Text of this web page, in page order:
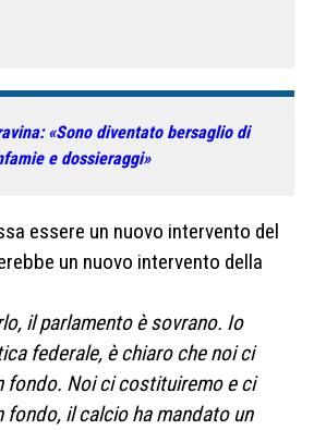
«Sono diventato bersaglio di
e dossieraggi»
essere un nuovo intervento del
un nuovo intervento della
il parlamento è sovrano. Io
federale, è chiaro che noi ci
fondo. Noi ci costituiremo e ci
fondo, il calcio ha mandato un